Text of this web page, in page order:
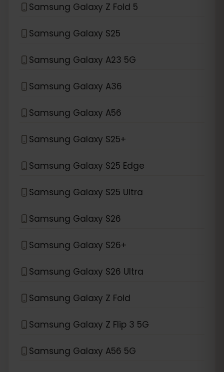
Samsung Galaxy Z Fold 5
Samsung Galaxy S25
Samsung Galaxy A23 5G
Samsung Galaxy A36
Samsung Galaxy A56
Samsung Galaxy S25+
Samsung Galaxy S25 Edge
Samsung Galaxy S25 Ultra
Samsung Galaxy S26
Samsung Galaxy S26+
Samsung Galaxy S26 Ultra
Samsung Galaxy Z Fold
Samsung Galaxy Z Flip 3 5G
Samsung Galaxy A56 5G